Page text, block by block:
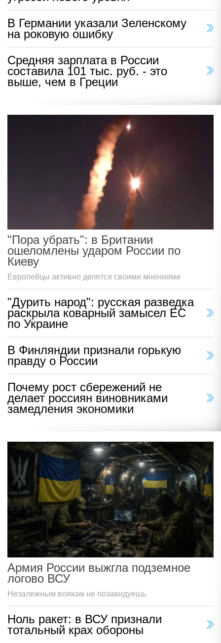
В Германии указали Зеленскому
на роковую ошибку
Средняя зарплата в России
составила 101 тыс. руб. - это
выше, чем в Греции
"Пора убрать": в Британии
ошеломлены ударом России по
Киеву
Европейцы активно делятся своими мнениями
"Дурить народ": русская разведка
раскрыла коварный замысел ЕС
по Украине
В Финляндии признали горькую
правду о России
Почему рост сбережений не
делает россиян виновниками
замедления экономики
Армия России выжгла подземное
логово ВСУ
Незалежным воякам не позавидуешь
Ноль ракет: в ВСУ признали
тотальный крах обороны